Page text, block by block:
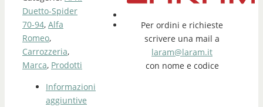
Duetto-Spider
70-94, Alfa
Romeo,
Carrozzeria,
Marca, Prodotti
Informazioni
aggiuntive
Per ordini e richieste
scrivere una mail a
laram@laram.it
con nome e codice